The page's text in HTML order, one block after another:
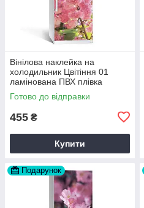
Вінілова наклейка на
холодильник Цвітіння 01
ламінована ПВХ плівка
самоклеюча 60х180 см
Happy Pocket Z180079
Готово до відправки
455 ₴
Купити
Подарунок